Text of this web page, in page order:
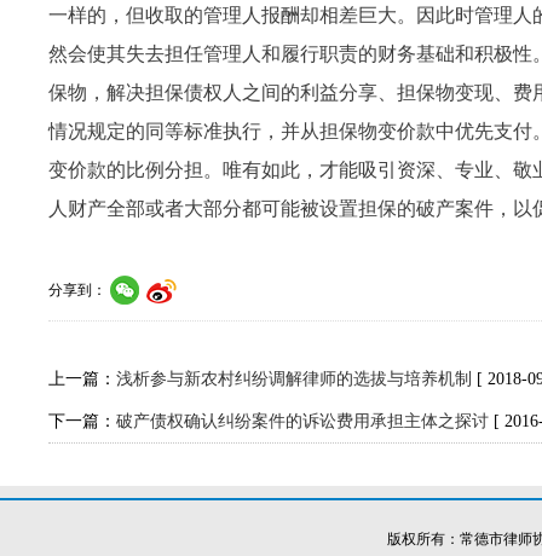
一样的，但收取的管理人报酬却相差巨大。因此时管理
然会使其失去担任管理人和履行职责的财务基础和积极
保物，解决担保债权人之间的利益分享、担保物变现、
情况规定的同等标准执行，并从担保物变价款中优先支
变价款的比例分担。唯有如此，才能吸引资深、专业、
人财产全部或者大部分都可能被设置担保的破产案件，
分享到：
上一篇： 浅析参与新农村纠纷调解律师的选拔与培养机制 [ 2018-
下一篇： 破产债权确认纠纷案件的诉讼费用承担主体之探讨 [
版权所有：常德市律